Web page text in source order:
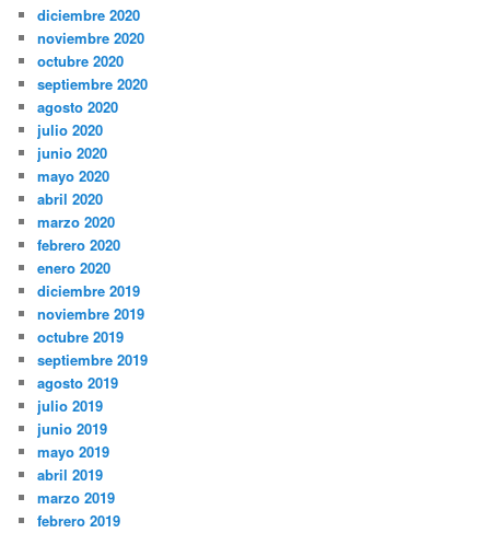
diciembre 2020
noviembre 2020
octubre 2020
septiembre 2020
agosto 2020
julio 2020
junio 2020
mayo 2020
abril 2020
marzo 2020
febrero 2020
enero 2020
diciembre 2019
noviembre 2019
octubre 2019
septiembre 2019
agosto 2019
julio 2019
junio 2019
mayo 2019
abril 2019
marzo 2019
febrero 2019